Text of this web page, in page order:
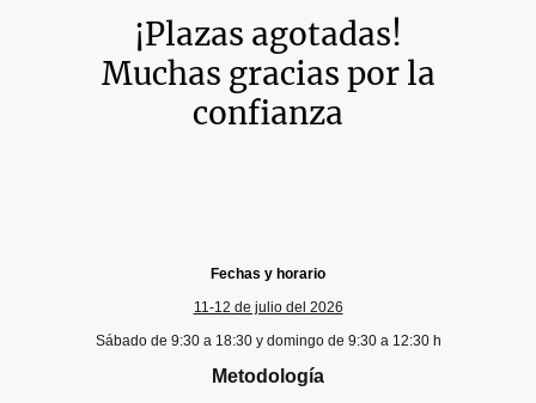
¡Plazas agotadas!
Muchas gracias por la
confianza
Fechas y horario
11-12 de julio del 2026
Sábado de 9:30 a 18:30 y domingo de 9:30 a 12:30 h
Metodología